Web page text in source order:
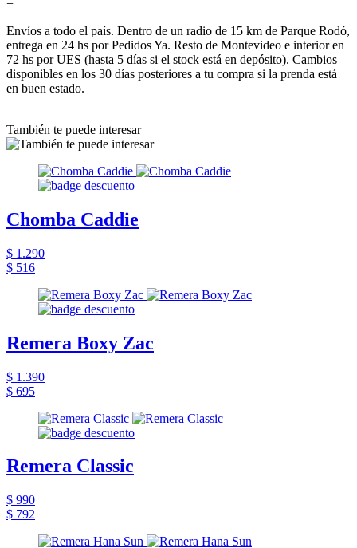
+
Envíos a todo el país. Dentro de un radio de 15 km de Parque Rodó,
entrega en 24 hs por Pedidos Ya. Resto de Montevideo e interior en
72 hs por UES (hasta 5 días si el stock está en depósito). Cambios
disponibles en los 30 días posteriores a tu compra si la prenda está
en buen estado.
También te puede interesar
Chomba Caddie
$ 1.290
$ 516
Remera Boxy Zac
$ 1.390
$ 695
Remera Classic
$ 990
$ 792